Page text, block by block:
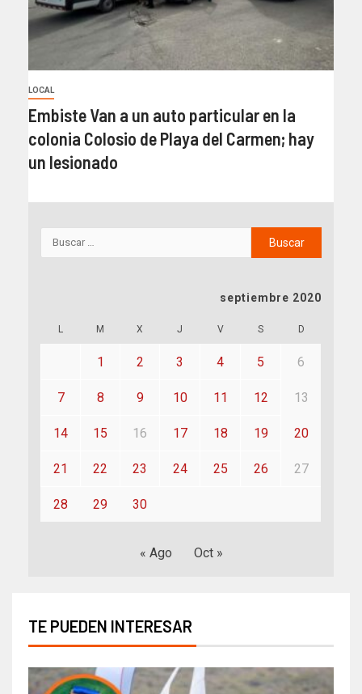
LOCAL
Embiste Van a un auto particular en la
colonia Colosio de Playa del Carmen; hay
un lesionado
septiembre 2020
L M X J V S D
1 2 3 4 5 6
7 8 9 10 11 12 13
14 15 16 17 18 19 20
21 22 23 24 25 26 27
28 29 30
« Ago Oct »
TE PUEDEN INTERESAR